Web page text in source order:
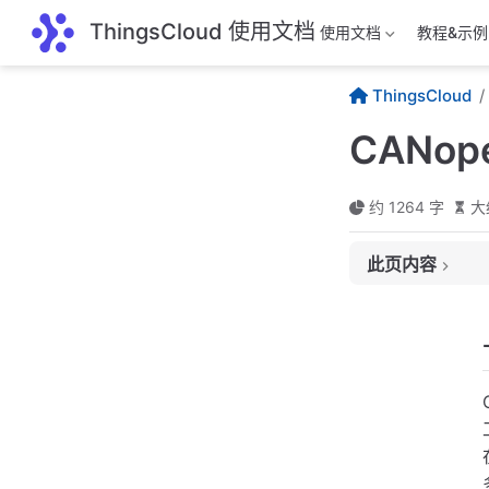
跳至主要內容ThingsCloud 使用文档 使用文档 教程&示例
ThingsCloud
约 1264 字
此页内容
（一）CAN 总